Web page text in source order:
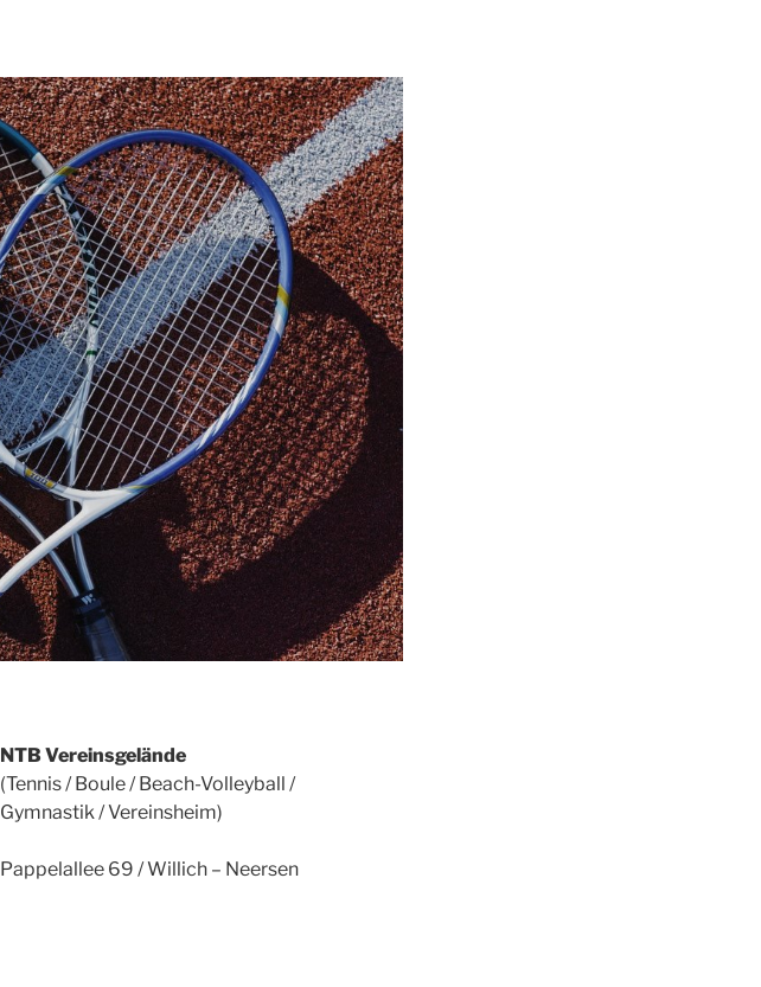
NTB Vereinsgelände
(Tennis / Boule / Beach-Volleyball /
Gymnastik / Vereinsheim)
Pappelallee 69 / Willich – Neersen